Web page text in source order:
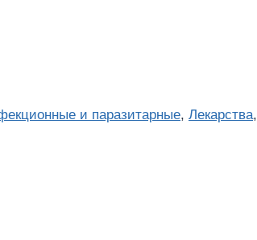
и паразитарные, Лекарства,